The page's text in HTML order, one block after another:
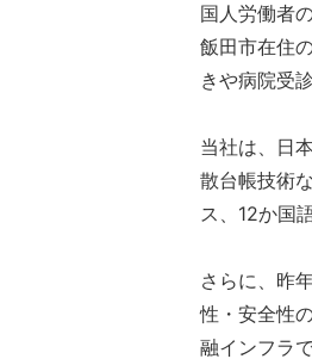
国人労働者
飯田市在住
きや病院受
当社は、日
散台帳技術
ス、12か国
さらに、昨
性・安全性
融インフラ